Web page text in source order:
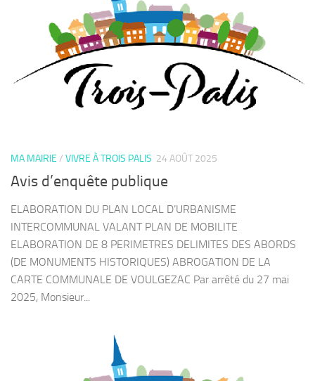
MA MAIRIE / VIVRE À TROIS PALIS 24 AOÛT 2025
Avis d’enquête publique
ELABORATION DU PLAN LOCAL D’URBANISME
INTERCOMMUNAL VALANT PLAN DE MOBILITE
ELABORATION DE 8 PERIMETRES DELIMITES DES ABORDS
(DE MONUMENTS HISTORIQUES) ABROGATION DE LA
CARTE COMMUNALE DE VOULGEZAC Par arrêté du 27 mai
2025, Monsieur...